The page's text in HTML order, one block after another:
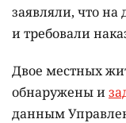
заявляли, что на
и требовали
Двое местных
обнаружены и
данным